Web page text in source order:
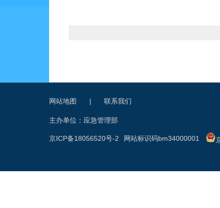
网站地图 | 联系我们
主办单位：应急管理部
网站标识码bm34000001
京ICP备18056520号-2